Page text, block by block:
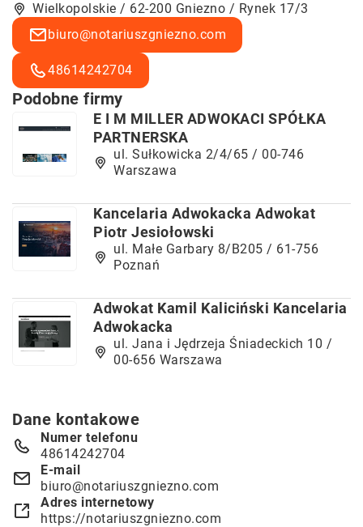
Wielkopolskie / 62-200 Gniezno / Rynek 17/3
biuro@notariuszgniezno.com
48614242704
Podobne firmy
E I M MILLER ADWOKACI SPÓŁKA
PARTNERSKA
ul. Sułkowicka 2/4/65 / 00-746
Warszawa
Kancelaria Adwokacka Adwokat
Piotr Jesiołowski
ul. Małe Garbary 8/B205 / 61-756
Poznań
Adwokat Kamil Kaliciński Kancelaria
Adwokacka
ul. Jana i Jędrzeja Śniadeckich 10 /
00-656 Warszawa
Dane kontakowe
Numer telefonu
48614242704
E-mail
biuro@notariuszgniezno.com
Adres internetowy
https://notariuszgniezno.com